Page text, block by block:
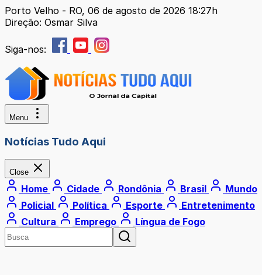
Porto Velho - RO, 06 de agosto de 2026 18:27h
Direção: Osmar Silva
Siga-nos:
Menu
Notícias Tudo Aqui
Close
Home Cidade Rondônia Brasil
Mundo
Policial
Política Esporte
Entretenimento
Cultura
Emprego Língua de Fogo